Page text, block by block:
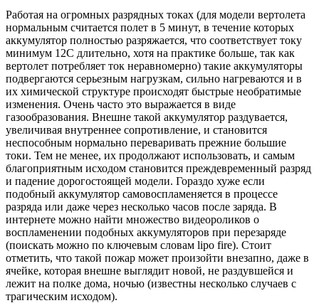
Работая на огромных разрядных токах (для модели вертолета
нормальным считается полет в 5 минут, в течение которых
аккумулятор полностью разряжается, что соответствует току
минимум 12С длительно, хотя на практике больше, так как
вертолет потребляет ток неравномерно) такие аккумуляторы
подвергаются серьезным нагрузкам, сильно нагреваются и в
их химической структуре происходят быстрые необратимые
изменения. Очень часто это выражается в виде
газообразования. Внешне такой аккумулятор раздувается,
увеличивая внутреннее сопротивление, и становится
неспособным нормально переваривать прежние большие
токи. Тем не менее, их продолжают использовать, и самым
благоприятным исходом становится преждевременный разряд
и падение дорогостоящей модели. Гораздо хуже если
подобный аккумулятор самовоспламеняется в процессе
разряда или даже через несколько часов после заряда. В
интернете можно найти множество видеороликов о
воспламенении подобных аккумуляторов при перезаряде
(поискать можно по ключевым словам lipo fire). Стоит
отметить, что такой пожар может произойти внезапно, даже в
ячейке, которая внешне выглядит новой, не раздувшейся и
лежит на полке дома, ночью (известны несколько случаев с
трагическим исходом).